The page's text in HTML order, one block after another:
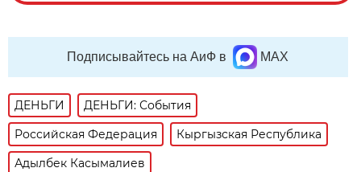
Подписывайтесь на АиФ в MAX
ДЕНЬГИ
ДЕНЬГИ: События
Российская Федерация
Кыргызская Республика
Адылбек Касымалиев